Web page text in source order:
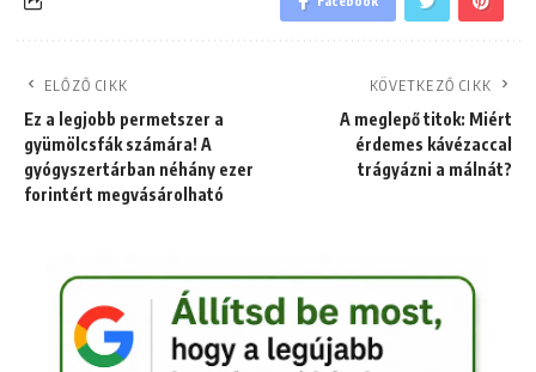
ELŐZŐ CIKK
Ez a legjobb permetszer a
gyümölcsfák számára! A
gyógyszertárban néhány ezer
forintért megvásárolható
KÖVETKEZŐ CIKK
A meglepő titok: Miért
érdemes kávézaccal
trágyázni a málnát?